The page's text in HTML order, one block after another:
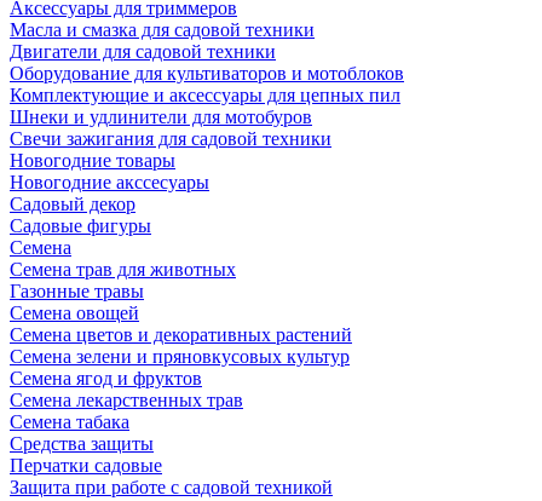
Аксессуары для триммеров
Масла и смазка для садовой техники
Двигатели для садовой техники
Оборудование для культиваторов и мотоблоков
Комплектующие и аксессуары для цепных пил
Шнеки и удлинители для мотобуров
Свечи зажигания для садовой техники
Новогодние товары
Новогодние акссесуары
Садовый декор
Садовые фигуры
Семена
Семена трав для животных
Газонные травы
Семена овощей
Семена цветов и декоративных растений
Семена зелени и пряновкусовых культур
Семена ягод и фруктов
Семена лекарственных трав
Семена табака
Средства защиты
Перчатки садовые
Защита при работе с садовой техникой